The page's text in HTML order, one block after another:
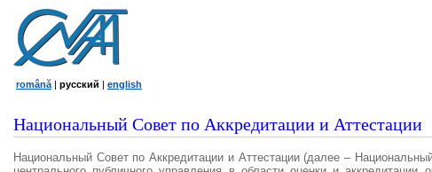
română | русский | english
Национальный Совет по Аккредитации и Аттестации
Национальный Совет по Аккредитации и Аттестации (далее –